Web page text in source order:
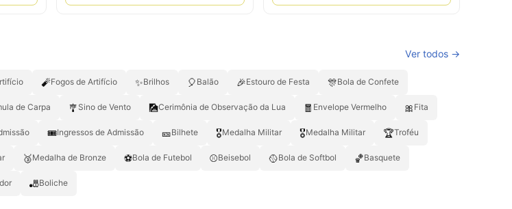
Ver todos →
🧨Fogos de Artifício ✨Brilhos 🎈 Balão 🎉Estouro de Festa 🎊Bola de Confete
de Carpa 🎐 Sino de Vento 🎑Cerimônia de Observação da Lua 🧧 Envelope Vermelho 🎀 Fita
🎟Ingressos de Admissão 🎫Bilhete 🎖️Medalha Militar 🎖Medalha Militar 🏆Troféu
🥉Medalha de Bronze ⚽Bola de Futebol ⚾Beisebol 🥎Bola de Softbol 🏀Basquete
🎳Boliche